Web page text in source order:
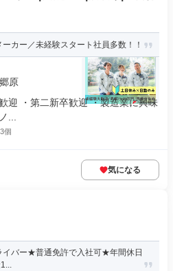
カー／未経験スタート社員多数！！
原
迎 ・第二新卒歓迎 ・製造業に興味
...
個
気になる
イバー★普通免許で入社可★年間休日